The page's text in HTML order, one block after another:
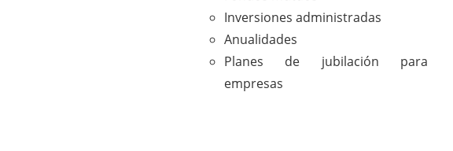
Inversiones administradas
Anualidades
Planes de jubilación para
empresas